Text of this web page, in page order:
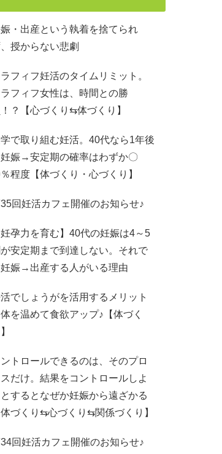
・出産という執着を捨てられ
授からない悲劇
フィフ妊活のタイムリミット。
フィフ女性は、時間との勝
？【心づくり⇆体づくり】
で取り組む妊活。40代なら1年後
娠→安定期の確率はわずか〇
程度【体づくり・心づくり】
回妊活カフェ開催のお知らせ♪
妊孕力を育む】40代の妊娠は4～5
安定期まで到達しない。それで
妊娠→出産する人がいる理由
でしょうがを活用するメリット
体を温めて食欲アップ♪【体づく
トロールできるのは、そのプロ
だけ。結果をコントロールしよ
とするとなぜか妊娠から遠ざかる
体づくり⇆心づくり⇆関係づくり】
回妊活カフェ開催のお知らせ♪